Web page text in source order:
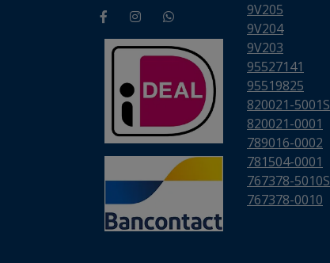
9V205
9V204
9V203
95527141
95519825
820021-5001S
820021-0001
789016-0002
781504-0001
767378-5010S
767378-0010